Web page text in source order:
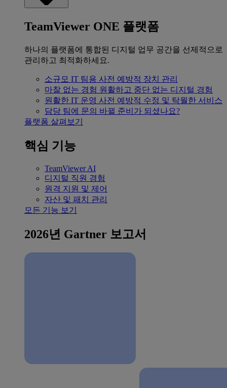
TeamViewer ONE 플랫폼
하나의 플랫폼에 통합된 디지털 업무 공간을 선제적으로
관리하고 최적화하세요.
소규모 IT 팀용 사전 예방적 장치 관리
마찰 없는 경험 원활하고 중단 없는 디지털 경험
원활한 IT 운영 사전 예방적 수정 및 탁월한 서비스
담당 팀에 문의 바뀔 준비가 되셨나요?
플랫폼 살펴보기
핵심 기능
TeamViewer AI
디지털 직원 경험
원격 지원 및 제어
자산 및 패치 관리
모든 기능 보기
2026년 Gartner 보고서